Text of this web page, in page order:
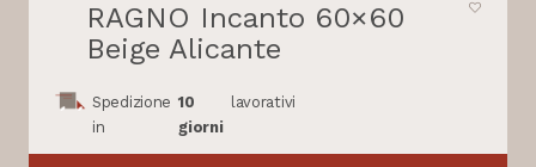
RAGNO Incanto 60×60
Beige Alicante
Spedizione
in
10
giorni
lavorativi